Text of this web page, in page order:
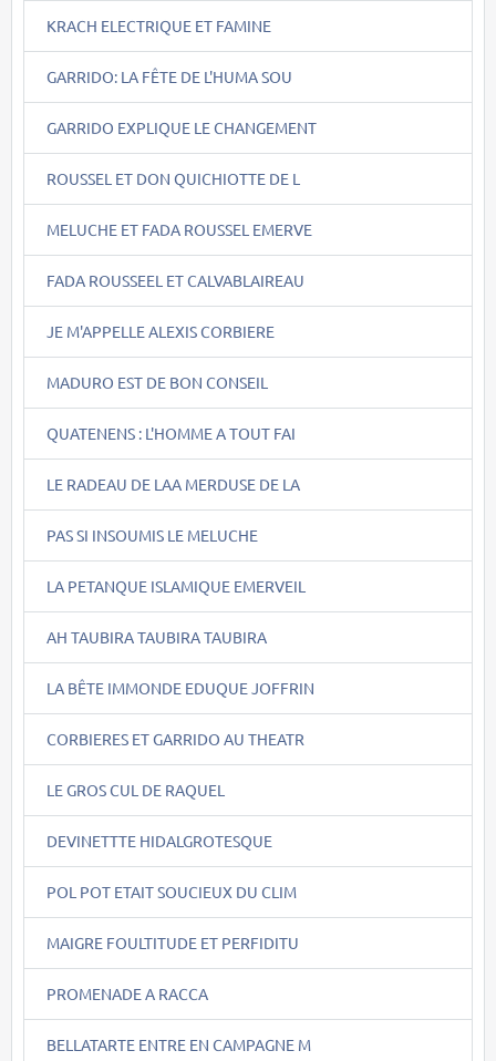
KRACH ELECTRIQUE ET FAMINE
GARRIDO: LA FÊTE DE L'HUMA SOU
GARRIDO EXPLIQUE LE CHANGEMENT
ROUSSEL ET DON QUICHIOTTE DE L
MELUCHE ET FADA ROUSSEL EMERVE
FADA ROUSSEEL ET CALVABLAIREAU
JE M'APPELLE ALEXIS CORBIERE
MADURO EST DE BON CONSEIL
QUATENENS : L'HOMME A TOUT FAI
LE RADEAU DE LAA MERDUSE DE LA
PAS SI INSOUMIS LE MELUCHE
LA PETANQUE ISLAMIQUE EMERVEIL
AH TAUBIRA TAUBIRA TAUBIRA
LA BÊTE IMMONDE EDUQUE JOFFRIN
CORBIERES ET GARRIDO AU THEATR
LE GROS CUL DE RAQUEL
DEVINETTTE HIDALGROTESQUE
POL POT ETAIT SOUCIEUX DU CLIM
MAIGRE FOULTITUDE ET PERFIDITU
PROMENADE A RACCA
BELLATARTE ENTRE EN CAMPAGNE M